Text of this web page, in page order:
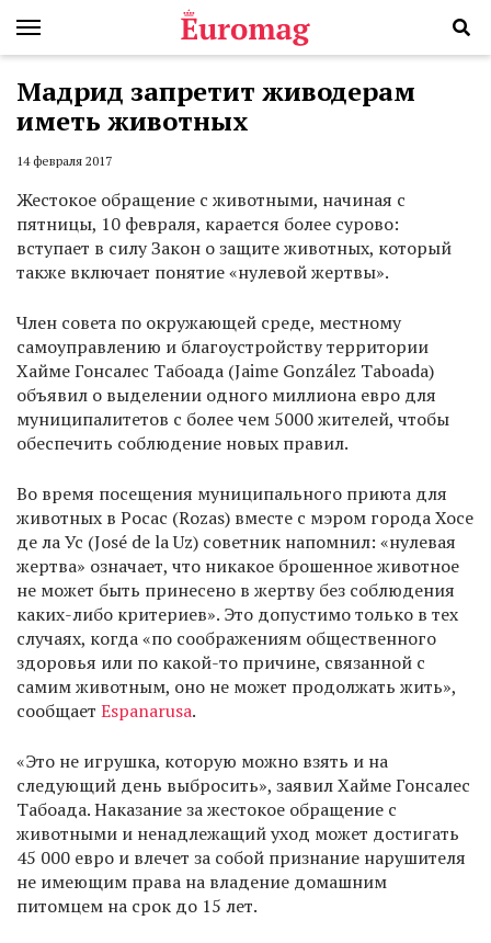
Мадрид запретит живодерам
иметь животных
14 февраля 2017
Жестокое обращение с животными, начиная с
пятницы, 10 февраля, карается более сурово:
вступает в силу Закон о защите животных, который
также включает понятие «нулевой жертвы».
Член совета по окружающей среде, местному
самоуправлению и благоустройству территории
Хайме Гонсалес Табоада (Jaime González Taboada)
объявил о выделении одного миллиона евро для
муниципалитетов с более чем 5000 жителей, чтобы
обеспечить соблюдение новых правил.
Во время посещения муниципального приюта для
животных в Росас (Rozas) вместе с мэром города Хосе
де ла Ус (José de la Uz) советник напомнил: «нулевая
жертва» означает, что никакое брошенное животное
не может быть принесено в жертву без соблюдения
каких-либо критериев». Это допустимо только в тех
случаях, когда «по соображениям общественного
здоровья или по какой-то причине, связанной с
самим животным, оно не может продолжать жить»,
сообщает Espanarusa.
«Это не игрушка, которую можно взять и на
следующий день выбросить», заявил Хайме Гонсалес
Табоада. Наказание за жестокое обращение с
животными и ненадлежащий уход может достигать
45 000 евро и влечет за собой признание нарушителя
не имеющим права на владение домашним
питомцем на срок до 15 лет.